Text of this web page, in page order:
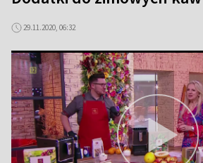
29.11.2020, 06:32